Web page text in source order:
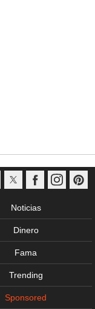
Noticias
Dinero
Fama
Trending
Sponsored